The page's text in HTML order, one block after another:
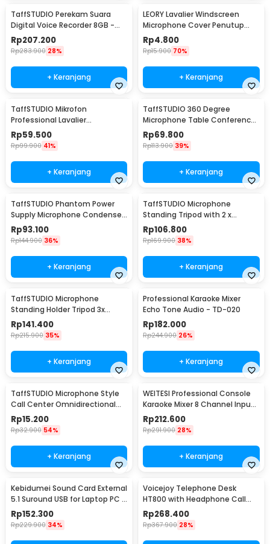
TaffSTUDIO Perekam Suara
Digital Voice Recorder 8GB -
T60
Rp207.200
Rp283.900 28%
+ Keranjang
LEORY Lavalier Windscreen
Microphone Cover Penutup
Busa Mikrofon - LE1
Rp4.800
Rp15.900 70%
+ Keranjang
TaffSTUDIO Mikrofon
Professional Lavalier
Microphone Clip 3.5mm - Q10
Rp59.500
Rp99.900 41%
+ Keranjang
TaffSTUDIO 360 Degree
Microphone Table Conference
Zoom Meeting Studio - iTalk-
02
Rp69.800
Rp113.900 39%
+ Keranjang
TaffSTUDIO Phantom Power
Supply Microphone Condenser
1 Channel 48V - RU-P48V
Rp93.100
Rp144.900 36%
+ Keranjang
TaffSTUDIO Microphone
Standing Tripod with 2 x
Smartphone Holder - NB-03
Rp106.800
Rp169.900 38%
+ Keranjang
TaffSTUDIO Microphone
Standing Holder Tripod 3x
Smartphone Holder - NB-04P
Rp141.400
Rp215.900 35%
+ Keranjang
Professional Karaoke Mixer
Echo Tone Audio - TD-020
Rp182.000
Rp244.900 26%
+ Keranjang
TaffSTUDIO Microphone Style
Call Center Omnidirectional
52dB - MF03
Rp15.200
Rp32.900 54%
+ Keranjang
WEITESI Professional Console
Karaoke Mixer 8 Channel Input
Mic - AM-228
Rp212.600
Rp291.900 28%
+ Keranjang
Kebidumei Sound Card External
5.1 Suround USB for Laptop PC -
CM6206
Rp152.300
Rp229.900 34%
Voicejoy Telephone Desk
HT800 with Headphone Call
Center VH500
Rp268.400
Rp367.900 28%